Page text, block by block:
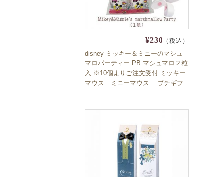
¥230 （税込）
disney ミッキー＆ミニーのマシュ
マロパーティー PB マシュマロ２粒
入 ※10個よりご注文受付 ミッキー
マウス ミニーマウス プチギフ